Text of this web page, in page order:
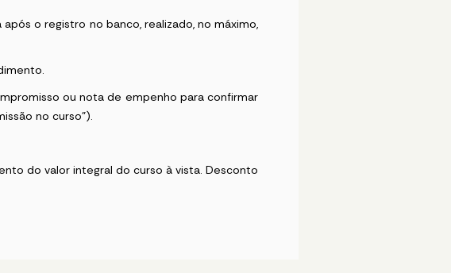
o registro no banco, realizado, no máximo,
ou nota de empenho para confirmar
no curso").
do valor integral do curso à vista. Desconto